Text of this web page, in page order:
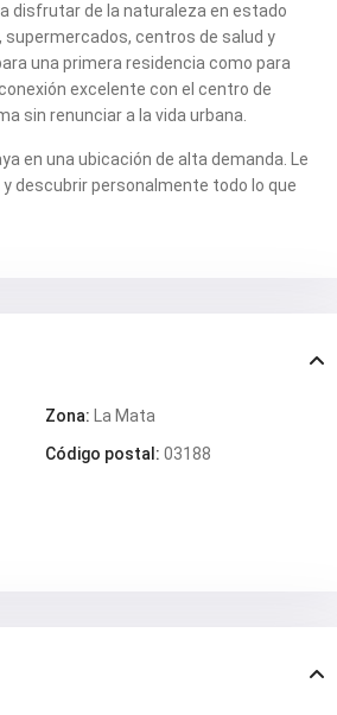
disfrutar de la naturaleza en estado
centros de salud y
una primera residencia como para
excelente con el centro de
sin renunciar a la vida urbana.
en una ubicación de alta demanda. Le
descubrir personalmente todo lo que
Zona:
La Mata
Código postal: 03188